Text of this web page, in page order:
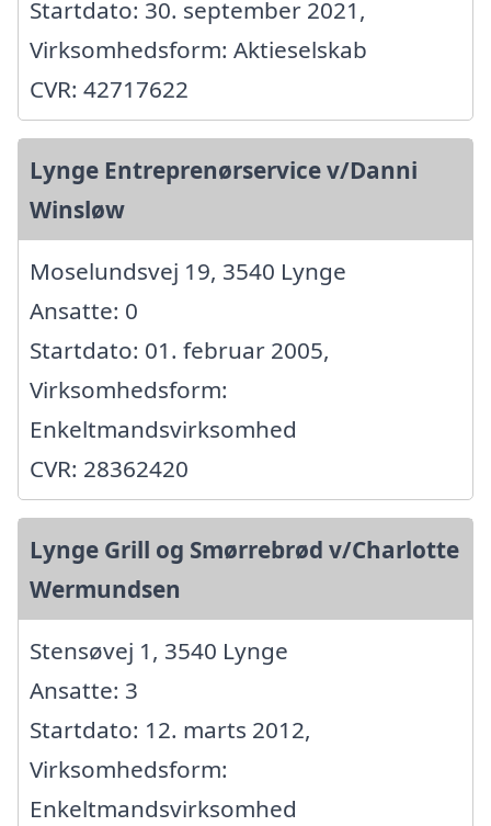
Startdato: 30. september 2021,
Virksomhedsform: Aktieselskab
CVR: 42717622
Lynge Entreprenørservice v/Danni
Winsløw
Moselundsvej 19, 3540 Lynge
Ansatte: 0
Startdato: 01. februar 2005,
Virksomhedsform:
Enkeltmandsvirksomhed
CVR: 28362420
Lynge Grill og Smørrebrød v/Charlotte
Wermundsen
Stensøvej 1, 3540 Lynge
Ansatte: 3
Startdato: 12. marts 2012,
Virksomhedsform:
Enkeltmandsvirksomhed